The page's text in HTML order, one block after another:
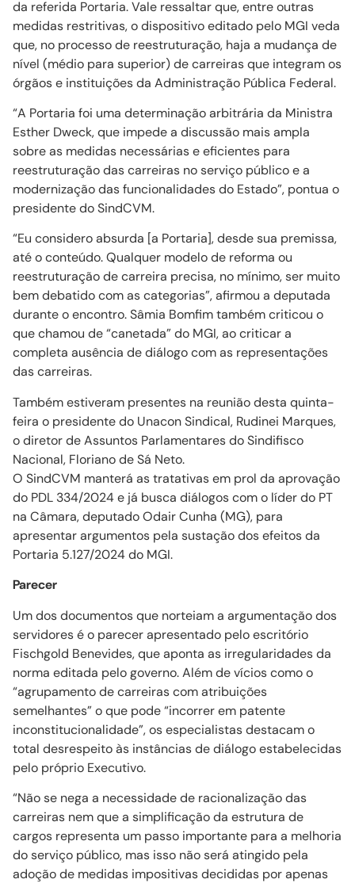
da referida Portaria. Vale ressaltar que, entre outras
medidas restritivas, o dispositivo editado pelo MGI veda
que, no processo de reestruturação, haja a mudança de
nível (médio para superior) de carreiras que integram os
órgãos e instituições da Administração Pública Federal.
“A Portaria foi uma determinação arbitrária da Ministra
Esther Dweck, que impede a discussão mais ampla
sobre as medidas necessárias e eficientes para
reestruturação das carreiras no serviço público e a
modernização das funcionalidades do Estado”, pontua o
presidente do SindCVM.
“Eu considero absurda [a Portaria], desde sua premissa,
até o conteúdo. Qualquer modelo de reforma ou
reestruturação de carreira precisa, no mínimo, ser muito
bem debatido com as categorias”, afirmou a deputada
durante o encontro. Sâmia Bomfim também criticou o
que chamou de “canetada” do MGI, ao criticar a
completa ausência de diálogo com as representações
das carreiras.
Também estiveram presentes na reunião desta quinta-
feira o presidente do Unacon Sindical, Rudinei Marques,
o diretor de Assuntos Parlamentares do Sindifisco
Nacional, Floriano de Sá Neto.
O SindCVM manterá as tratativas em prol da aprovação
do PDL 334/2024 e já busca diálogos com o líder do PT
na Câmara, deputado Odair Cunha (MG), para
apresentar argumentos pela sustação dos efeitos da
Portaria 5.127/2024 do MGI.
Parecer
Um dos documentos que norteiam a argumentação dos
servidores é o parecer apresentado pelo escritório
Fischgold Benevides, que aponta as irregularidades da
norma editada pelo governo. Além de vícios como o
“agrupamento de carreiras com atribuições
semelhantes” o que pode “incorrer em patente
inconstitucionalidade”, os especialistas destacam o
total desrespeito às instâncias de diálogo estabelecidas
pelo próprio Executivo.
“Não se nega a necessidade de racionalização das
carreiras nem que a simplificação da estrutura de
cargos representa um passo importante para a melhoria
do serviço público, mas isso não será atingido pela
adoção de medidas impositivas decididas por apenas